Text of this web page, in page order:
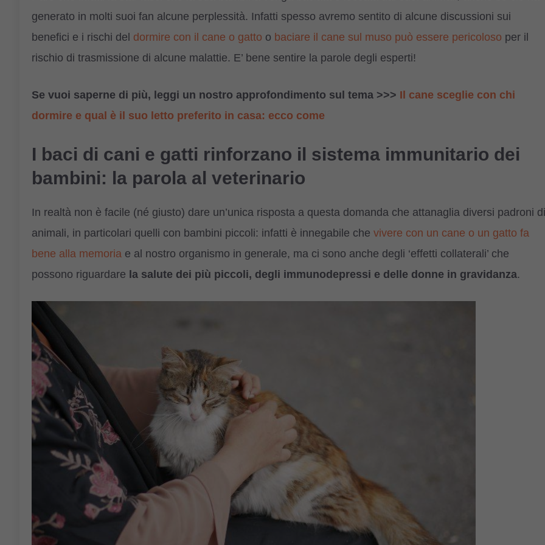
generato in molti suoi fan alcune perplessità. Infatti spesso avremo sentito di alcune discussioni sui
benefici e i rischi del dormire con il cane o gatto o baciare il cane sul muso può essere pericoloso per il
rischio di trasmissione di alcune malattie. E’ bene sentire la parole degli esperti!
Se vuoi saperne di più, leggi un nostro approfondimento sul tema >>> Il cane sceglie con chi
dormire e qual è il suo letto preferito in casa: ecco come
I baci di cani e gatti rinforzano il sistema immunitario dei
bambini: la parola al veterinario
In realtà non è facile (né giusto) dare un’unica risposta a questa domanda che attanaglia diversi padroni di
animali, in particolari quelli con bambini piccoli: infatti è innegabile che vivere con un cane o un gatto fa
bene alla memoria e al nostro organismo in generale, ma ci sono anche degli ‘effetti collaterali’ che
possono riguardare la salute dei più piccoli, degli immunodepressi e delle donne in gravidanza.